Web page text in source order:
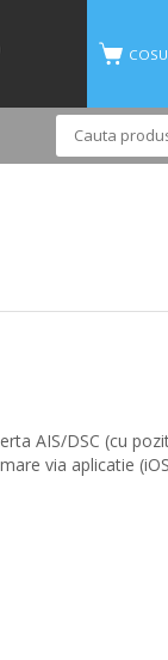
AIS/DSC (cu
via aplicatie